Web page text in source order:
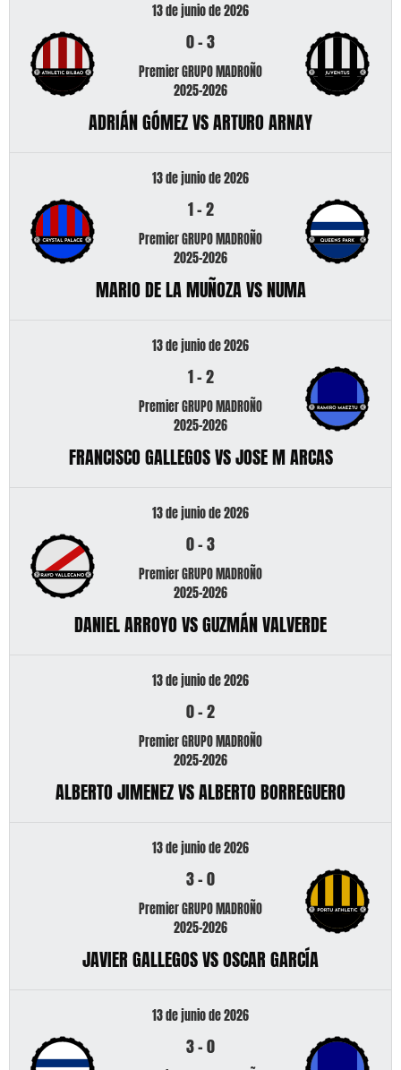
13 de junio de 2026
0-3
Premier GRUPO MADROÑO
2025-2026
ADRIÁN GÓMEZ VS ARTURO ARNAY
13 de junio de 2026
1-2
Premier GRUPO MADROÑO
2025-2026
MARIO DE LA MUÑOZA VS NUMA
13 de junio de 2026
1-2
Premier GRUPO MADROÑO
2025-2026
FRANCISCO GALLEGOS VS JOSE M ARCAS
13 de junio de 2026
0-3
Premier GRUPO MADROÑO
2025-2026
DANIEL ARROYO VS GUZMÁN VALVERDE
13 de junio de 2026
0-2
Premier GRUPO MADROÑO
2025-2026
ALBERTO JIMENEZ VS ALBERTO BORREGUERO
13 de junio de 2026
3-0
Premier GRUPO MADROÑO
2025-2026
JAVIER GALLEGOS VS OSCAR GARCÍA
13 de junio de 2026
3-0